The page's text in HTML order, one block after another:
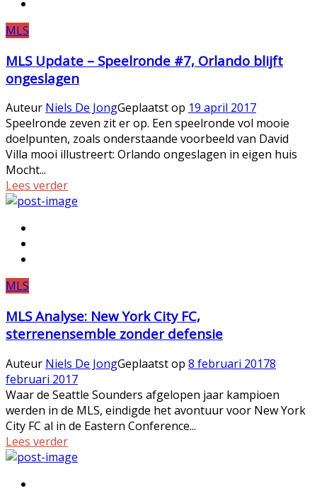
MLS
MLS Update – Speelronde #7, Orlando blijft
ongeslagen
Auteur Niels De JongGeplaatst op 19 april 2017
Speelronde zeven zit er op. Een speelronde vol mooie
doelpunten, zoals onderstaande voorbeeld van David
Villa mooi illustreert: Orlando ongeslagen in eigen huis
Mocht...
Lees verder
MLS
MLS Analyse: New York City FC,
sterrenensemble zonder defensie
Auteur Niels De JongGeplaatst op 8 februari 20178
februari 2017
Waar de Seattle Sounders afgelopen jaar kampioen
werden in de MLS, eindigde het avontuur voor New York
City FC al in de Eastern Conference...
Lees verder